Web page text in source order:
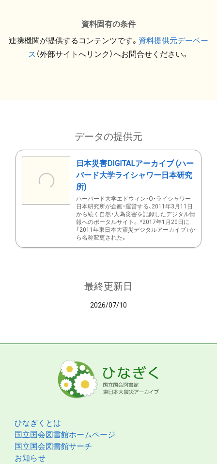
資料固有の条件
連携機関が提供するコンテンツです。 資料提供元デーベー
ス （外部サイトへリンク）へお問合せください。
データの提供元
日本災害DIGITALアーカイブ (ハー
バード大学ライシャワー日本研究
所)
ハーバード大学エドウィン・O・ライシャワー
日本研究所が企画・運営する、2011年3月11日
から続く自然・人為災害を記録したデジタル情
報へのポータルサイト。 *2017年1月20日に
「2011年東日本大震災デジタルアーカイブ」か
ら名称変更された。
最終更新日
2026/07/10
ひなぎくとは
国立国会図書館ホームページ
国立国会図書館サーチ
お知らせ